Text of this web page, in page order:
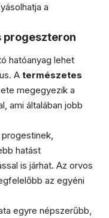
a
progeszteron
hatóanyag lehet
A természetes
megegyezik a
ami általában jobb
hatást
is járhat. Az orvos
az egyéni
egyre népszerűbb,